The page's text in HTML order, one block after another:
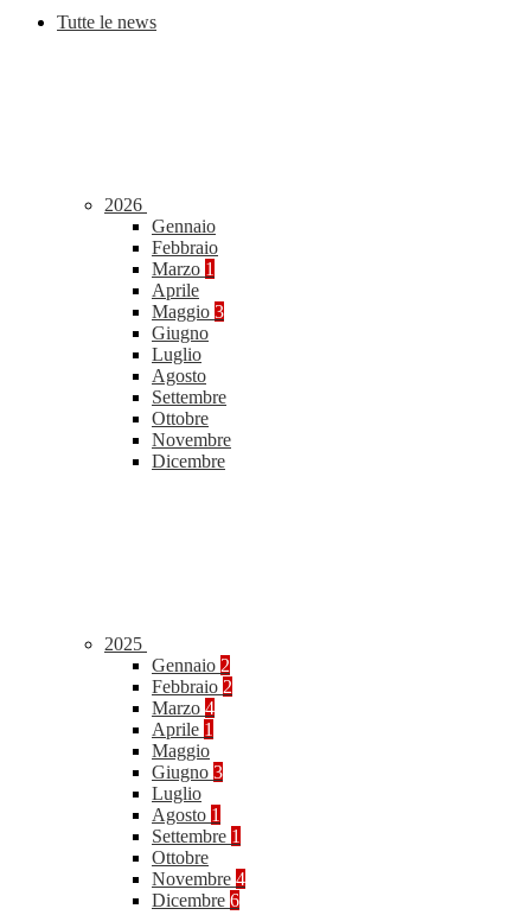
Tutte le news
2026
Gennaio
Febbraio
Marzo 1
Aprile
Maggio 3
Giugno
Luglio
Agosto
Settembre
Ottobre
Novembre
Dicembre
2025
Gennaio 2
Febbraio 2
Marzo 4
Aprile 1
Maggio
Giugno 3
Luglio
Agosto 1
Settembre 1
Ottobre
Novembre 4
Dicembre 6